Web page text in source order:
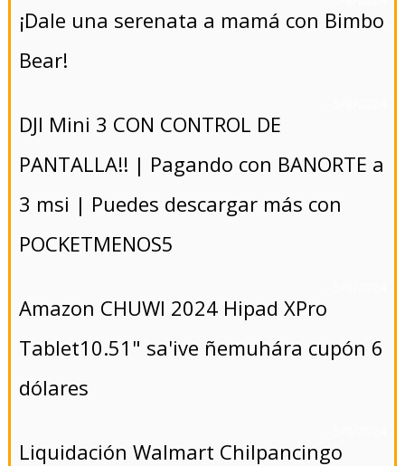
¡Dale una serenata a mamá con Bimbo
Bear!
DJI Mini 3 CON CONTROL DE
PANTALLA!! | Pagando con BANORTE a
3 msi | Puedes descargar más con
POCKETMENOS5
Amazon CHUWI 2024 Hipad XPro
Tablet10.51" sa'ive ñemuhára cupón 6
dólares
Liquidación Walmart Chilpancingo